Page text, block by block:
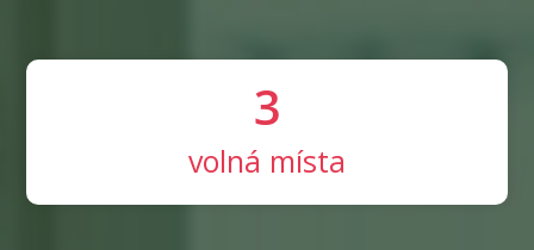
3
volná místa